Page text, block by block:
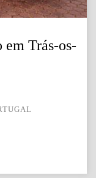
em Trás-os-